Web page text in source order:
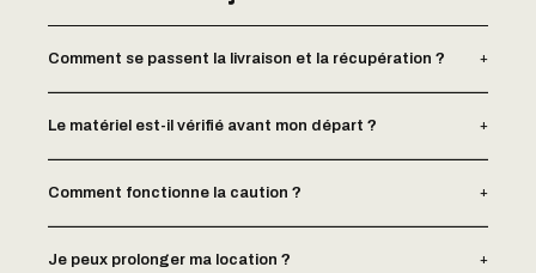
Comment se passent la livraison et la récupération ? +
Le matériel est-il vérifié avant mon départ ? +
Comment fonctionne la caution ? +
Je peux prolonger ma location ? +